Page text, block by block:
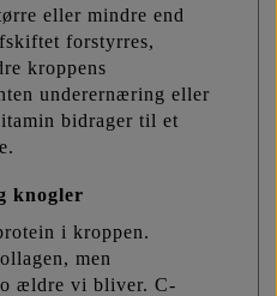
eller mindre end
forstyrres,
kroppens
underernæring eller
bidrager til et
knogler
i kroppen.
men
ældre vi bliver. C-